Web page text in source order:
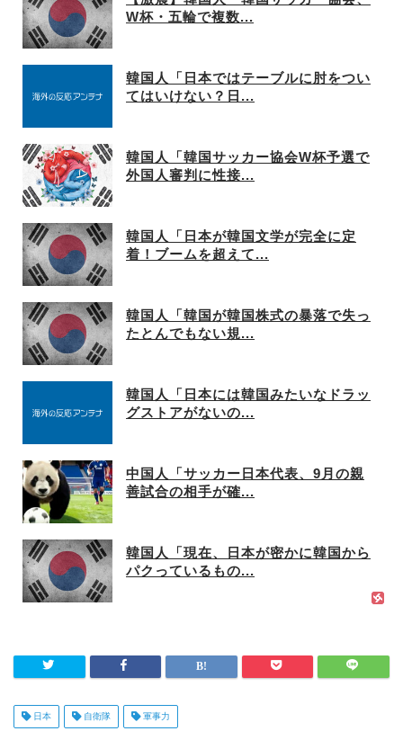
W杯・五輪で複数...
韓国人「日本ではテーブルに肘をつい
てはいけない？日...
韓国人「韓国サッカー協会W杯予選で
外国人審判に性接...
韓国人「日本が韓国文学が完全に定
着！ブームを超えて...
韓国人「韓国が韓国株式の暴落で失っ
たとんでもない規...
韓国人「日本には韓国みたいなドラッ
グストアがないの...
中国人「サッカー日本代表、9月の親
善試合の相手が確...
韓国人「現在、日本が密かに韓国から
パクっているもの...
日本 自衛隊 軍事力